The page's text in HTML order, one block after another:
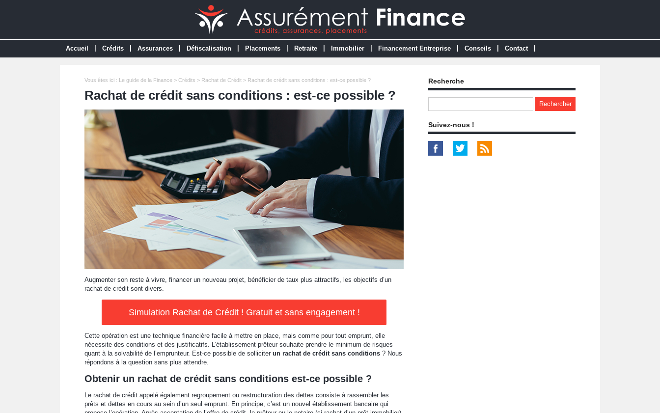
Accueil Crédits Assurances Défiscalisation Placements Retraite Immobilier Financement Entreprise Conseils Contact
Vous êtes ici : Le guide de la Finance > Crédits > Rachat de Crédit > Rachat de crédit sans conditions : est-ce possible ?
Rachat de crédit sans conditions : est-ce possible ?
Augmenter son reste à vivre, financer un nouveau projet, bénéficier de taux plus attractifs, les objectifs d’un
rachat de crédit sont divers.
Simulation Rachat de Crédit ! Gratuit et sans engagement !
Cette opération est une technique financière facile à mettre en place, mais comme pour tout emprunt, elle
nécessite des conditions et des justificatifs. L’établissement prêteur souhaite prendre le minimum de risques
quant à la solvabilité de l’emprunteur. Est-ce possible de solliciter un rachat de crédit sans conditions ? Nous
répondons à la question sans plus attendre.
Obtenir un rachat de crédit sans conditions est-ce possible ?
Le rachat de crédit appelé également regroupement ou restructuration des dettes consiste à rassembler les
prêts et dettes en cours au sein d’un seul emprunt. En principe, c’est un nouvel établissement bancaire qui
Recherche
Suivez-nous !